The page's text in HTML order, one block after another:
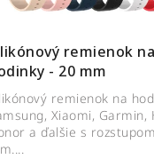
remienok na
- 20 mm
remienok na
Xiaomi, Garmin,
a ďalšie s